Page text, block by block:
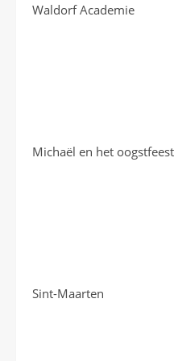
Waldorf Academie
Michaël en het oogstfeest
Sint-Maarten